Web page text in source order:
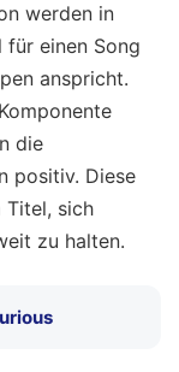
werden in
einen Song
anspricht.
die
positiv. Diese
Titel, sich
zu halten.